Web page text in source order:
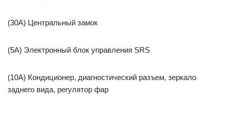
(30A) Центральный замок
(5A) Электронный блок управления SRS
(10A) Кондиционер, диагностический разъем, зеркало
заднего вида, регулятор фар